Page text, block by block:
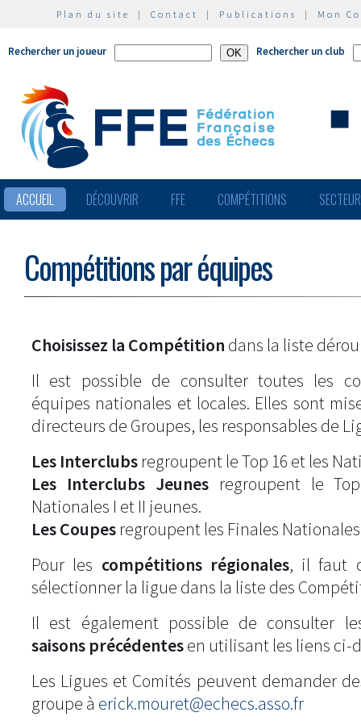
Plan du site | Contact | Publications | Mon
Rechercher un joueur Rechercher un club
ACCUEIL DÉCOUVRIR FFE COMPÉTITIONS
Compétitions par équipes
Choisissez la Compétition dans la liste
Il est possible de consulter toutes les
équipes nationales et locales. Elles sont
directeurs de Groupes, les responsables de
Les Interclubs regroupent le Top 16 et les
Les Interclubs Jeunesregroupent le
Nationales I et II jeunes.
Les Coupes regroupent les Finales
Pour les compétitions régionales, il faut
sélectionner la ligue dans la liste des
Il est également possible de consulter
saisons précédentesen utilisant les liens ci-
Les Ligues et Comités peuvent demander
groupe à erick.mouret@echecs.asso.fr